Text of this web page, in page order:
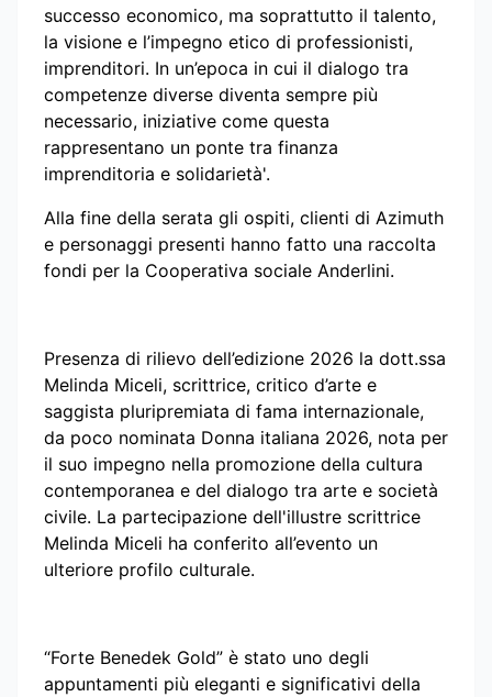
successo economico, ma soprattutto il talento,
la visione e l’impegno etico di professionisti,
imprenditori. In un’epoca in cui il dialogo tra
competenze diverse diventa sempre più
necessario, iniziative come questa
rappresentano un ponte tra finanza
imprenditoria e solidarietà'.
Alla fine della serata gli ospiti, clienti di Azimuth
e personaggi presenti hanno fatto una raccolta
fondi per la Cooperativa sociale Anderlini.
Presenza di rilievo dell’edizione 2026 la dott.ssa
Melinda Miceli, scrittrice, critico d’arte e
saggista pluripremiata di fama internazionale,
da poco nominata Donna italiana 2026, nota per
il suo impegno nella promozione della cultura
contemporanea e del dialogo tra arte e società
civile. La partecipazione dell'illustre scrittrice
Melinda Miceli ha conferito all’evento un
ulteriore profilo culturale.
“Forte Benedek Gold” è stato uno degli
appuntamenti più eleganti e significativi della